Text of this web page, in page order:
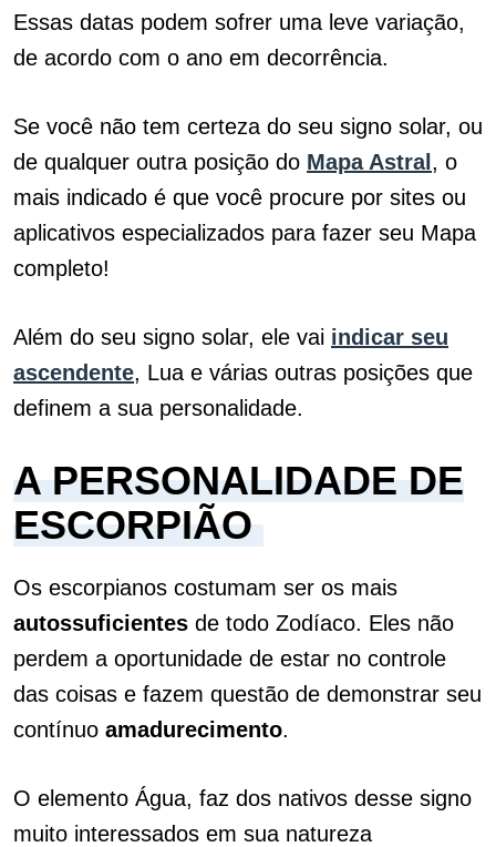
Essas datas podem sofrer uma leve variação,
de acordo com o ano em decorrência.
Se você não tem certeza do seu signo solar, ou
de qualquer outra posição do Mapa Astral , o
mais indicado é que você procure por sites ou
aplicativos especializados para fazer seu Mapa
completo!
Além do seu signo solar, ele vai indicar seu
ascendente, Lua e várias outras posições que
definem a sua personalidade.
A PERSONALIDADE DE
ESCORPIÃO
Os escorpianos costumam ser os mais
autossuficientes de todo Zodíaco. Eles não
perdem a oportunidade de estar no controle
das coisas e fazem questão de demonstrar seu
contínuo amadurecimento.
O elemento Água, faz dos nativos desse signo
muito interessados em sua natureza